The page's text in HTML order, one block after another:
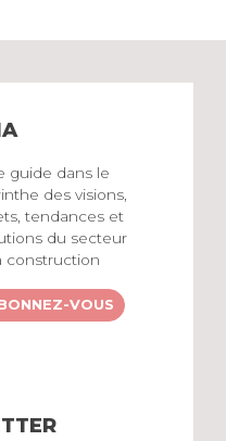
guide dans le
des visions,
tendances et
du secteur
construction
VOUS